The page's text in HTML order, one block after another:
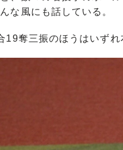
な風にも話している。
19奪三振のほうはいず